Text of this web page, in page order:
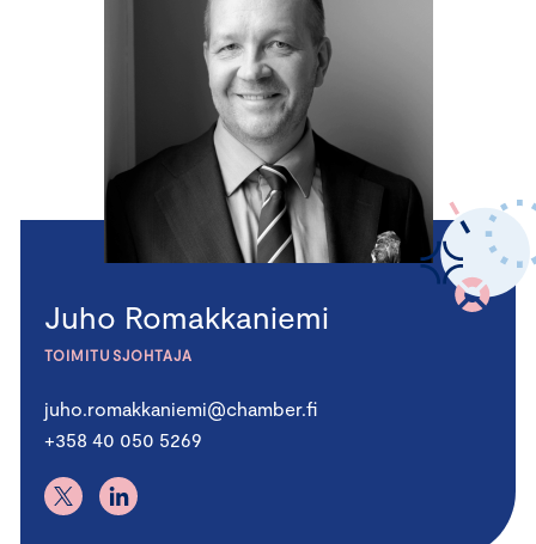
Juho Romakkaniemi
TOIMITUSJOHTAJA
juho.romakkaniemi@chamber.fi
+358 40 050 5269